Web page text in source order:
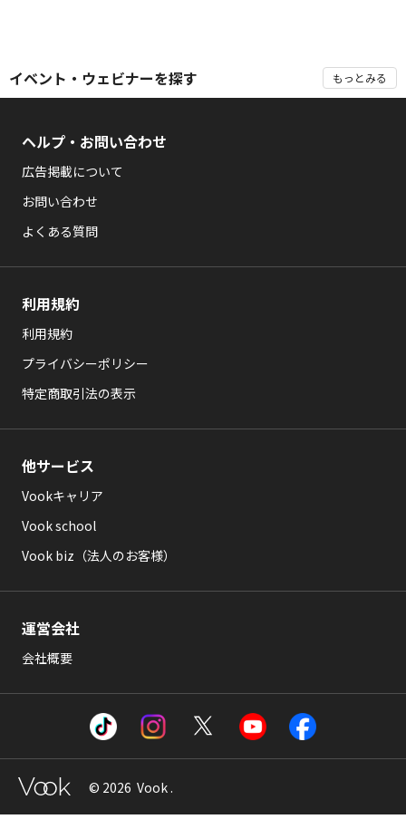
イベント・ウェビナーを探す もっとみる
ヘルプ・お問い合わせ
広告掲載について
お問い合わせ
よくある質問
利用規約
利用規約
プライバシーポリシー
特定商取引法の表示
他サービス
Vookキャリア
Vook school
Vook biz（法人のお客様）
運営会社
会社概要
© 2026 Vook .